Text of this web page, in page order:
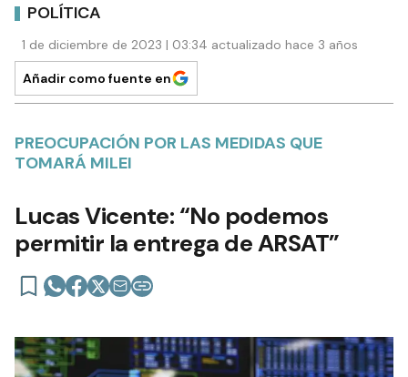
POLÍTICA
1 de diciembre de 2023 | 03:34 actualizado hace 3 años
Añadir como fuente en
PREOCUPACIÓN POR LAS MEDIDAS QUE
TOMARÁ MILEI
Lucas Vicente: “No podemos
permitir la entrega de ARSAT”